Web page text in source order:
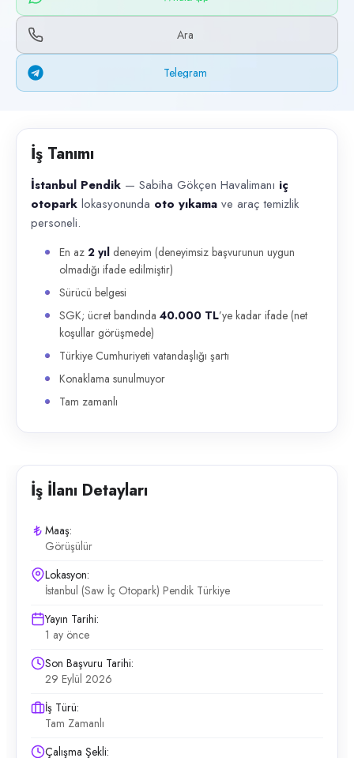
Başvuru kanalları
WhatsApp, Telegram, Telefon
İlan açıklaması
İstanbul Pendik — Sabiha Gökçen Havalimanı iç otopark
Ara
Telegram
İş Tanımı
İstanbul Pendik — Sabiha Gökçen Havalimanı iç
otopark lokasyonunda oto yıkama ve araç temizlik
personeli.
En az 2 yıl deneyim (deneyimsiz başvurunun uygun
olmadığı ifade edilmiştir)
Sürücü belgesi
SGK; ücret bandında 40.000 TL’ye kadar ifade (net
koşullar görüşmede)
Türkiye Cumhuriyeti vatandaşlığı şartı
Konaklama sunulmuyor
Tam zamanlı
İş İlanı Detayları
Maaş:
Görüşülür
Lokasyon:
İstanbul (Saw İç Otopark) Pendik Türkiye
Yayın Tarihi:
1 ay önce
Son Başvuru Tarihi:
29 Eylül 2026
İş Türü:
Tam Zamanlı
Çalışma Şekli: